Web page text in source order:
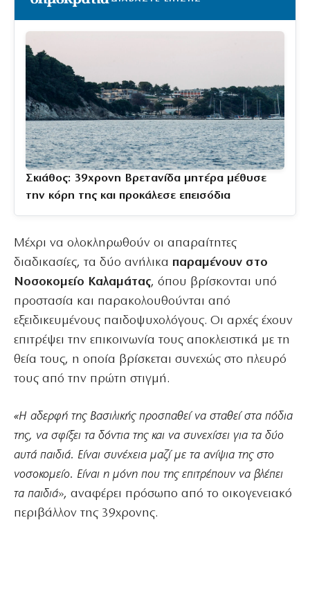
Σκιάθος: 39χρονη Βρετανίδα μητέρα μέθυσε
την κόρη της και προκάλεσε επεισόδια
Μέχρι να ολοκληρωθούν οι απαραίτητες
διαδικασίες, τα δύο ανήλικα παραμένουν στο
Νοσοκομείο Καλαμάτας, όπου βρίσκονται υπό
προστασία και παρακολουθούνται από
εξειδικευμένους παιδοψυχολόγους. Οι αρχές έχουν
επιτρέψει την επικοινωνία τους αποκλειστικά με τη
θεία τους, η οποία βρίσκεται συνεχώς στο πλευρό
τους από την πρώτη στιγμή.
«Η αδερφή της Βασιλικής προσπαθεί να σταθεί στα πόδια
της, να σφίξει τα δόντια της και να συνεχίσει για τα δύο
αυτά παιδιά. Είναι συνέχεια μαζί με τα ανίψια της στο
νοσοκομείο. Είναι η μόνη που της επιτρέπουν να βλέπει
τα παιδιά», αναφέρει πρόσωπο από το οικογενειακό
περιβάλλον της 39χρονης.